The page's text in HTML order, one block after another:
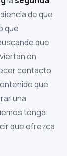
de que
que
que
en
contacto
que
una
tenga
que ofrezca